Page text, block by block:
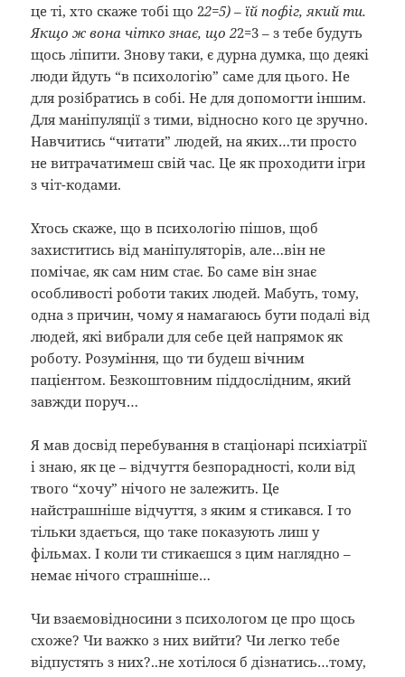
це ті, хто скаже тобі що 22=5) – їй пофіг, який ти.
Якщо ж вона чітко знає, що 22=3 – з тебе будуть
щось ліпити. Знову таки, є дурна думка, що деякі
люди йдуть “в психологію” саме для цього. Не
для розібратись в собі. Не для допомогти іншим.
Для маніпуляції з тими, відносно кого це зручно.
Навчитись “читати” людей, на яких…ти просто
не витрачатимеш свій час. Це як проходити ігри
з чіт-кодами.
Хтось скаже, що в психологію пішов, щоб
захиститись від маніпуляторів, але…він не
помічає, як сам ним стає. Бо саме він знає
особливості роботи таких людей. Мабуть, тому,
одна з причин, чому я намагаюсь бути подалі від
людей, які вибрали для себе цей напрямок як
роботу. Розуміння, що ти будеш вічним
пацієнтом. Безкоштовним піддослідним, який
завжди поруч…
Я мав досвід перебування в стаціонарі психіатрії
і знаю, як це – відчуття безпорадності, коли від
твого “хочу” нічого не залежить. Це
найстрашніше відчуття, з яким я стикався. І то
тільки здається, що таке показують лиш у
фільмах. І коли ти стикаєшся з цим наглядно –
немає нічого страшніше…
Чи взаємовідносини з психологом це про щось
схоже? Чи важко з них вийти? Чи легко тебе
відпустять з них?..не хотілося б дізнатись…тому,